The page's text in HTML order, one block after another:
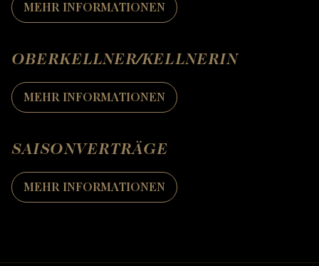
MEHR INFORMATIONEN
OBERKELLNER/KELLNERIN
MEHR INFORMATIONEN
SAISONVERTRÄGE
MEHR INFORMATIONEN